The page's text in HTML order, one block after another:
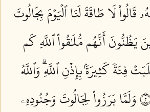
قَالُواْ لَا طَاقَةَ لَنَا ٱلۡيَوۡمَ بِجَالُوتَ
يَظُنُّونَ أَنَّهُم مُّلَٰقُواْ ٱللَّهِ كَم
فِئَةٗ كَثِيرَةَۢ بِإِذۡنِ ٱللَّهِۗ وَٱللَّهُ
وَلَمَّا بَرَزُواْ لِجَالُوتَ وَجُنُودِهِۦ